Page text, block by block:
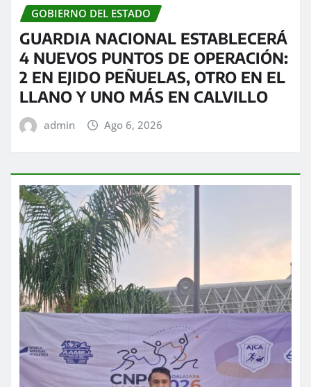
GOBIERNO DEL ESTADO
GUARDIA NACIONAL ESTABLECERÁ
4 NUEVOS PUNTOS DE OPERACIÓN:
2 EN EJIDO PEÑUELAS, OTRO EN EL
LLANO Y UNO MÁS EN CALVILLO
admin Ago 6, 2026